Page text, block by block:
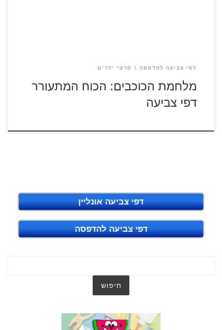
דפי צביעה להדפסה סרטי ילדים
מלחמת הכוכבים: הכוח המתעורר
דפי צביעה
דפי צביעה אונליין
דפי צביעה להדפסה